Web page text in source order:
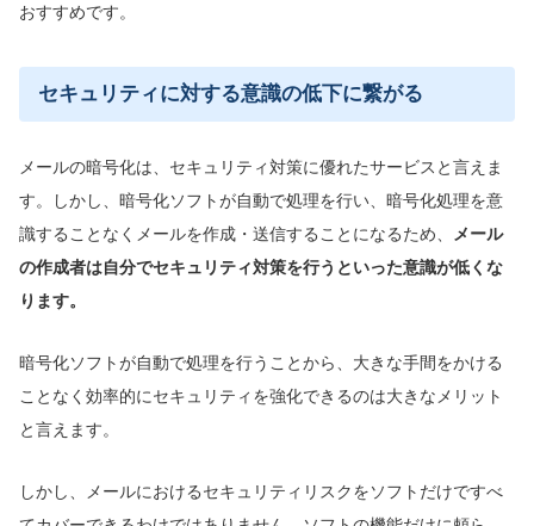
おすすめです。
セキュリティに対する意識の低下に繋がる
メールの暗号化は、セキュリティ対策に優れたサービスと言えま
す。しかし、暗号化ソフトが自動で処理を行い、暗号化処理を意
識することなくメールを作成・送信することになるため、
メール
の作成者は自分でセキュリティ対策を行うといった意識が低くな
ります。
暗号化ソフトが自動で処理を行うことから、大きな手間をかける
ことなく効率的にセキュリティを強化できるのは大きなメリット
と言えます。
しかし、メールにおけるセキュリティリスクをソフトだけですべ